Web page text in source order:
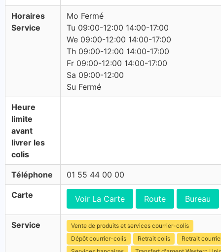
Horaires
Service
Mo Fermé
Tu 09:00-12:00 14:00-17:00
We 09:00-12:00 14:00-17:00
Th 09:00-12:00 14:00-17:00
Fr 09:00-12:00 14:00-17:00
Sa 09:00-12:00
Su Fermé
Heure
limite
avant
livrer les
colis
Téléphone 01 55 44 00 00
Carte Voir La Carte Route Bureau
Service
Vente de produits et services courrier-colis
Dépôt courrier-colis
Retrait colis
Retrait